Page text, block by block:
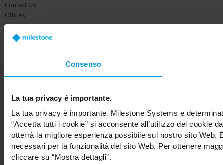
Consenso
La tua privacy è importante.
La tua privacy è importante. Milestone Systems e
“Accetta tutti i cookie” si acconsente all’utilizzo dei cookie
otterrà la migliore esperienza possibile sul nostro sito
necessari per la funzionalità del sito Web. Per ottenere
cliccare su “Mostra dettagli”.
Contact Us
Offices
Careers
Share your feedback
Copyright © 2026 Milestone Systems A/S. All rights reserved.